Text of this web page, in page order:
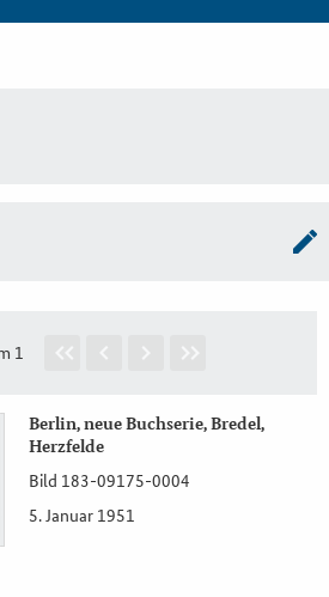
1
Berlin, neue Buchserie, Bredel,
Herzfelde
Bild 183-09175-0004
5. Januar 1951